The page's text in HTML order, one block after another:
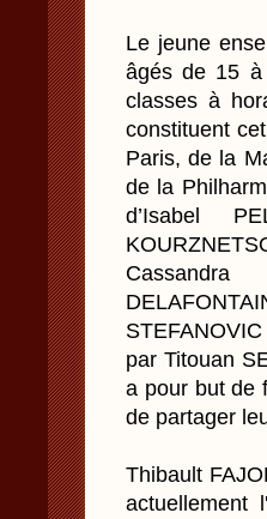
Le jeune
âgés de 15
classes à
constituent
Paris, de la
de la
d’Isabel
par Titouan
a pour but de
de partager
Thibault
actuellement